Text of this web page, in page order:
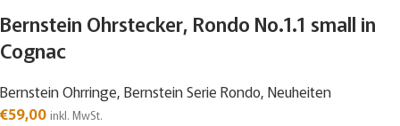
Bernstein Ohrstecker, Rondo No.1.1 small in
Cognac
Bernstein Ohrringe, Bernstein Serie Rondo, Neuheiten
€59,00 inkl. MwSt.